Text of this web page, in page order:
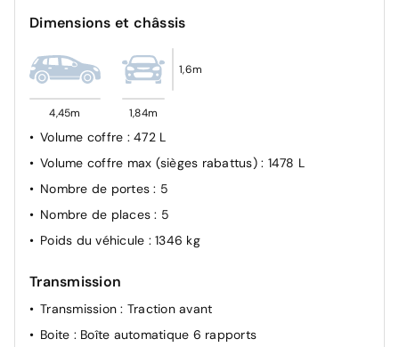
Système de fixation ISOFIX
Condamnation des portes électriques
Détection d'obstacle latérale
Airbag passager déconnectable
Dimensions et châssis
4,45m 1,84m
1,6m
Volume coffre : 472 L
Volume coffre max (sièges rabattus) : 1478 L
Nombre de portes: 5
Nombre de places: 5
Poids du véhicule : 1346 kg
Transmission
Transmission: Traction avant
Boite : Boîte automatique 6 rapports